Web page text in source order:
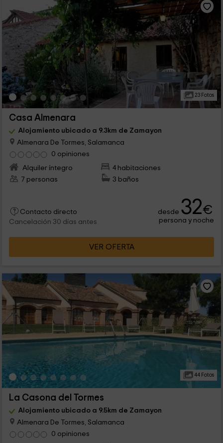
23 Fotos
Casa Almenara
Alojamiento ubicado a 9.3km de Zamayon
Almenara De Tormes, Salamanca
0 opiniones
Alquiler íntegro
4 habitaciones
7 personas
3 baños
Contacto directo
Cancelación 30 días antes
desde 32€
persona y noche
VER OFERTA
44 Fotos
La Casona del Tormes
Alojamiento ubicado a 9.5km de Zamayon
Almenara De Tormes, Salamanca
0 opiniones